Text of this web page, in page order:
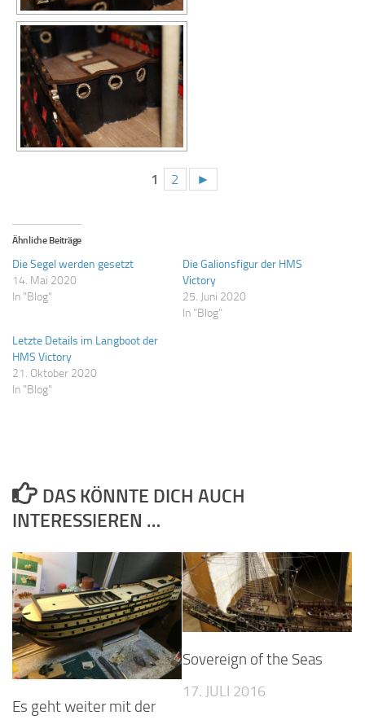
1 2 ►
Ähnliche Beiträge
Die Segel werden gesetzt
14. Mai 2020
In "Blog"
Die Galionsfigur der HMS
Victory
25. Juni 2020
In "Blog"
Letzte Details im Langboot der
HMS Victory
21. Oktober 2020
In "Blog"
DAS KÖNNTE DICH AUCH
INTERESSIEREN …
Es geht weiter mit der
Sovereign of the Seas
17. JULI 2016